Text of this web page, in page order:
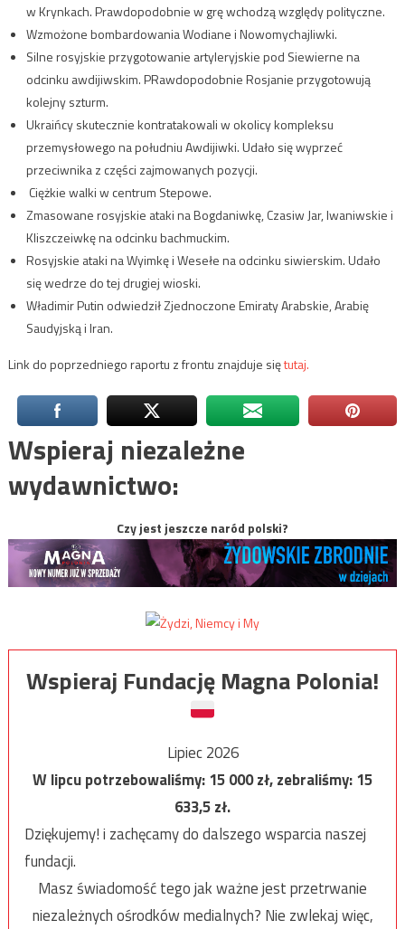
w Krynkach. Prawdopodobnie w grę wchodzą względy polityczne.
Wzmożone bombardowania Wodiane i Nowomychajliwki.
Silne rosyjskie przygotowanie artyleryjskie pod Siewierne na
odcinku awdijiwskim. PRawdopodobnie Rosjanie przygotowują
kolejny szturm.
Ukraińcy skutecznie kontratakowali w okolicy kompleksu
przemysłowego na południu Awdijiwki. Udało się wyprzeć
przeciwnika z części zajmowanych pozycji.
Ciężkie walki w centrum Stepowe.
Zmasowane rosyjskie ataki na Bogdaniwkę, Czasiw Jar, Iwaniwskie i
Kliszczeiwkę na odcinku bachmuckim.
Rosyjskie ataki na Wyimkę i Wesełe na odcinku siwierskim. Udało
się wedrze do tej drugiej wioski.
Władimir Putin odwiedził Zjednoczone Emiraty Arabskie, Arabię
Saudyjską i Iran.
Link do poprzedniego raportu z frontu znajduje siętutaj.
Wspieraj niezależne
wydawnictwo:
Czy jest jeszcze naród polski?
Wspieraj Fundację Magna Polonia!
Lipiec 2026
W lipcu potrzebowaliśmy:15 000zł, zebraliśmy:15
633,5zł.
Dziękujemy! i zachęcamy do dalszego wsparcia naszej
fundacji.
Masz świadomość tego jak ważne jest przetrwanie
niezależnych ośrodków medialnych? Nie zwlekaj więc,